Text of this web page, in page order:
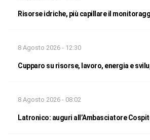
Risorse idriche, più capillare il
8 Agosto 2026 - 12:30
Cupparo su risorse, lavoro, energia e
8 Agosto 2026 - 08:02
Latronico: auguri all’Ambasciatore